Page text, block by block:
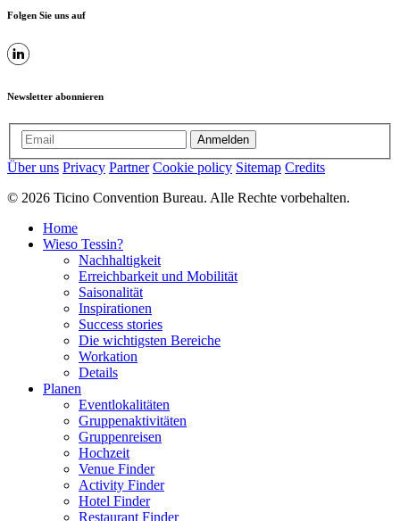
Folgen Sie uns auf
Newsletter abonnieren
Anmelden
Über uns Privacy Partner Cookie policy Sitemap Credits
© 2026 Ticino Convention Bureau. Alle Rechte vorbehalten.
Home
Wieso Tessin?
Nachhaltigkeit
Erreichbarkeit und Mobilität
Saisonalität
Inspirationen
Success stories
Die wichtigsten Bereiche
Workation
Details
Planen
Eventlokalitäten
Gruppenaktivitäten
Gruppenreisen
Hochzeit
Venue Finder
Activity Finder
Hotel Finder
Restaurant Finder